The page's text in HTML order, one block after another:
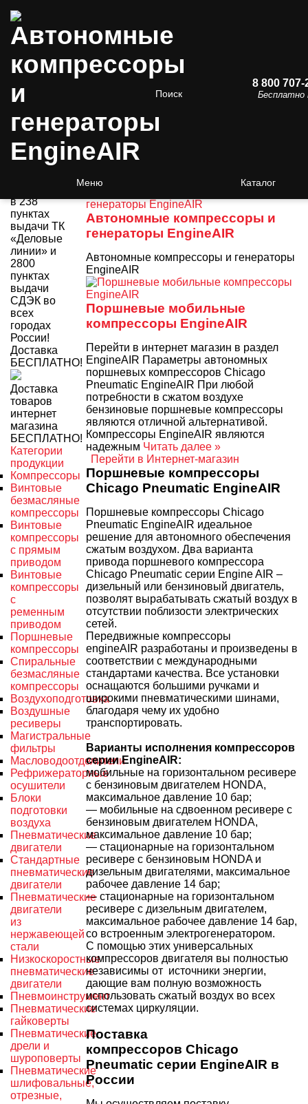
Меню Каталог
Поиск
8 800 707-
3000
пунктов
оборудование
инструменты
в 238
пунктах
выдачи ТК
«Деловые
линии» и
2800
пунктах
выдачи
СДЭК во
всех
городах
России!
Доставка
БЕСПЛАТНО!
Доставка
товаров
интернет
магазина
БЕСПЛАТНО!
Категории
продукции
Компрессоры
Винтовые
безмасляные
компрессоры
Винтовые
компрессоры
с прямым
приводом
Винтовые
компрессоры
с
ременным
приводом
Поршневые
компрессоры
Спиральные
безмасляные
компрессоры
Воздухоподготовка
Воздушные
ресиверы
Магистральные
фильтры
Масловодоотделители
Рефрижераторные
осушители
Блоки
подготовки
воздуха
Пневматические
двигатели
Стандартные
пневматические
двигатели
Пневматические
двигатели
из
нержавеющей
стали
Низкоскоростные
пневматические
двигатели
Пневмоинструмент
Пневматические
гайковерты
Пневматические
дрели и
шуроповерты
Пневматические
шлифовальные,
отрезные,
/Компрессоры
компрессоры EngineAIR
Автономные
компрессоры EngineAIR
Автономные компрессоры и
генераторы EngineAIR
Автономные компрессоры и генераторы
EngineAIR
Поршневые мобильные
компрессоры EngineAIR
Перейти в интернет магазин в раздел
EngineAIR Параметры автономных
поршневых компрессоров Chicago
Pneumatic EngineAIR При любой
потребности в сжатом воздухе
бензиновые поршневые компрессоры
являются отличной альтернативой.
Компрессоры EngineAIR являются
надежным Читать далее »
Перейти в Интернет-магазин
Поршневые компрессоры
Chicago Pneumatic EngineAIR
Поршневые компрессоры Chicago
Pneumatic EngineAIR идеальное
решение для автономного обеспечения
сжатым воздухом. Два варианта
привода поршневого компрессора
Chicago Pneumatic серии Engine AIR –
дизельный или бензиновый двигатель,
позволят вырабатывать сжатый воздух в
отсутствии поблизости электрических
сетей.
Передвижные компрессоры
engineAIR разработаны и произведены в
соответствии с международными
стандартами качества. Все установки
оснащаются большими ручками и
широкими пневматическими шинами,
благодаря чему их удобно
транспортировать.
Варианты исполнения компрессоров
серии EngineAIR:
мобильные на горизонтальном ресивере
с бензиновым двигателем HONDA,
максимальное давление 10 бар;
— мобильные на сдвоенном ресивере с
бензиновым двигателем HONDA,
максимальное давление 10 бар;
— стационарные на горизонтальном
ресивере с бензиновым HONDA и
дизельным двигателями, максимальное
рабочее давление 14 бар;
— стационарные на горизонтальном
ресивере с дизельным двигателем,
максимальное рабочее давление 14 бар,
со встроенным электрогенератором.
С помощью этих универсальных
компрессоров двигателя вы полностью
независимы от источники энергии,
дающие вам полную возможность
использовать сжатый воздух во всех
системах циркуляции.
Поставка
компрессоров Chicago
Pneumatic серии EngineAIR в
России